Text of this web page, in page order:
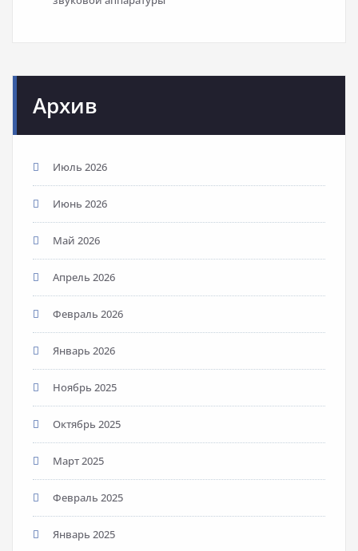
Архив
Июль 2026
Июнь 2026
Май 2026
Апрель 2026
Февраль 2026
Январь 2026
Ноябрь 2025
Октябрь 2025
Март 2025
Февраль 2025
Январь 2025